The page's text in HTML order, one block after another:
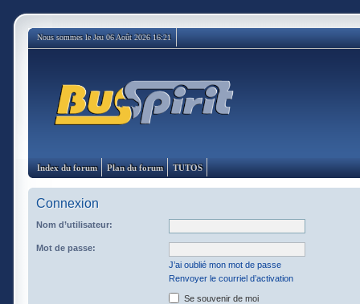
Nous sommes le Jeu 06 Août 2026 16:21
Index du forum Plan du forum TUTOS
Connexion
Nom d’utilisateur:
Mot de passe:
J’ai oublié mon mot de passe
Renvoyer le courriel d’activation
Se souvenir de moi